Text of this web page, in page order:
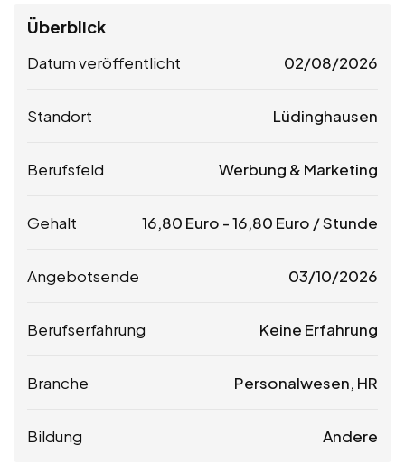
Überblick
Datum veröffentlicht 02/08/2026
Standort Lüdinghausen
Berufsfeld Werbung & Marketing
Gehalt 16,80 Euro -16,80 Euro / Stunde
Angebotsende 03/10/2026
Berufserfahrung Keine Erfahrung
Branche Personalwesen, HR
Bildung Andere